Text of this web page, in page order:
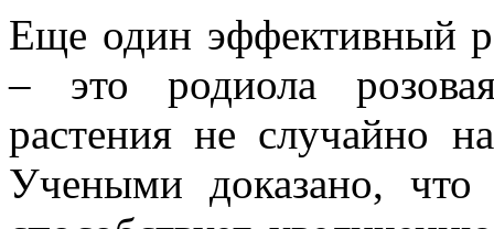
Еще один эффективный
– это родиола
растения не случайно
Учеными доказано, что